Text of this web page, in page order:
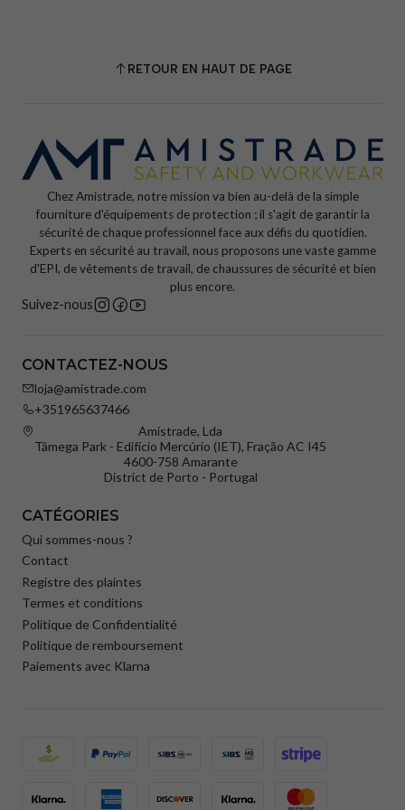
RETOUR EN HAUT DE PAGE
Chez Amistrade, notre mission va bien au-delà de la simple
fourniture d'équipements de protection ; il s'agit de garantir la
sécurité de chaque professionnel face aux défis du quotidien.
Experts en sécurité au travail, nous proposons une vaste gamme
d'EPI, de vêtements de travail, de chaussures de sécurité et bien
plus encore.
Suivez-nous
CONTACTEZ-NOUS
loja@amistrade.com
+351965637466
Amistrade, Lda
Tâmega Park - Edifício Mercúrio (IET), Fração AC I45
4600-758 Amarante
District de Porto - Portugal
CATÉGORIES
Qui sommes-nous ?
Contact
Registre des plaintes
Termes et conditions
Politique de Confidentialité
Politique de remboursement
Paiements avec Klarna